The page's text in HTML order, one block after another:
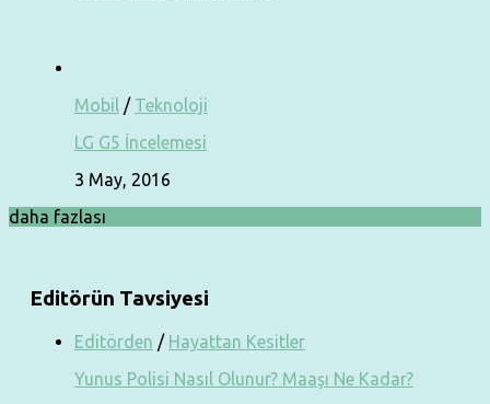
Mobil / Teknoloji
LG G5 İncelemesi
3 May, 2016
daha fazlası
Editörün Tavsiyesi
Editörden / Hayattan Kesitler
Yunus Polisi Nasıl Olunur? Maaşı Ne Kadar?